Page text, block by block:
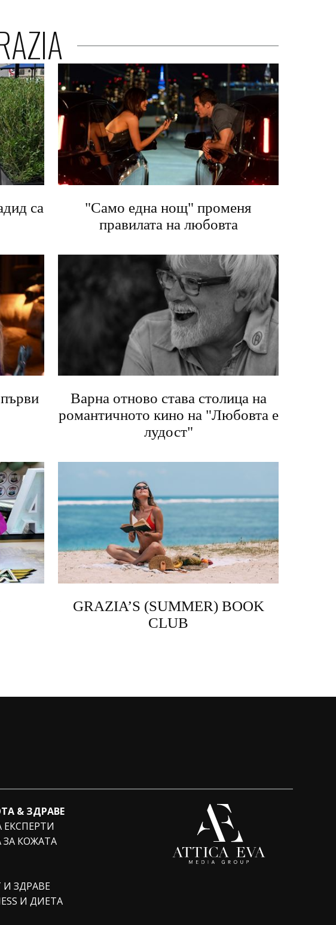
са
"Само една нощ" променя
правилата на любовта
Варна отново става столица на
романтичното кино на "Любовта е
лудост"
GRAZIA’S (SUMMER) BOOK
CLUB
& ЗДРАВЕ
ЕКСПЕРТИ
ЗА КОЖАТА
И ЗДРАВЕ
И ДИЕТА